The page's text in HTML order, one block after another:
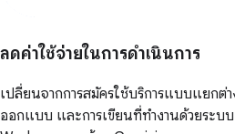
ลดค่าใช้จ่ายในการดำเนินการ
เปลี่ยนจากการสมัครใช้บริการแบบแยกต่
ออกแบบ และการเขียนที่ทำงานด้วยระบ